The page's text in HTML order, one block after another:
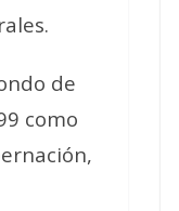
de
como